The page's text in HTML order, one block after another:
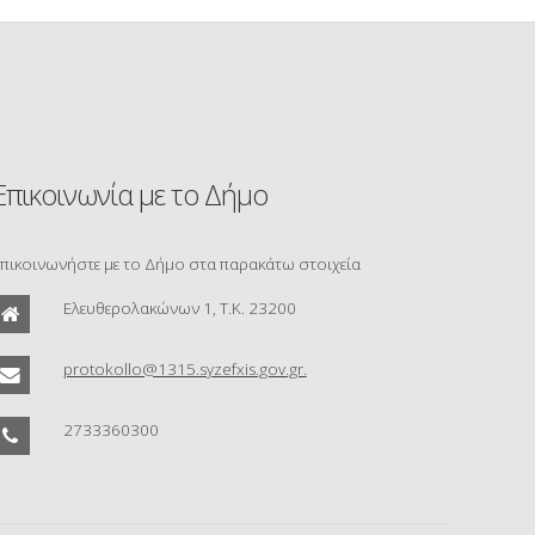
με το Δήμο
με το Δήμο στα παρακάτω στοιχεία
Ελευθερολακώνων 1, Τ.Κ. 23200
protokollo@1315.syzefxis.gov.gr.
2733360300